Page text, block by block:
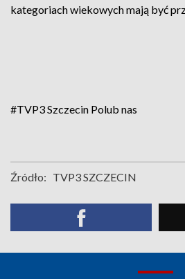
kategoriach wiekowych mają być
#TVP3 Szczecin Polub nas
Źródło: TVP3 SZCZECIN